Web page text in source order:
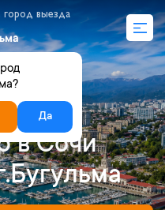
город выезда
Да
в Сочи